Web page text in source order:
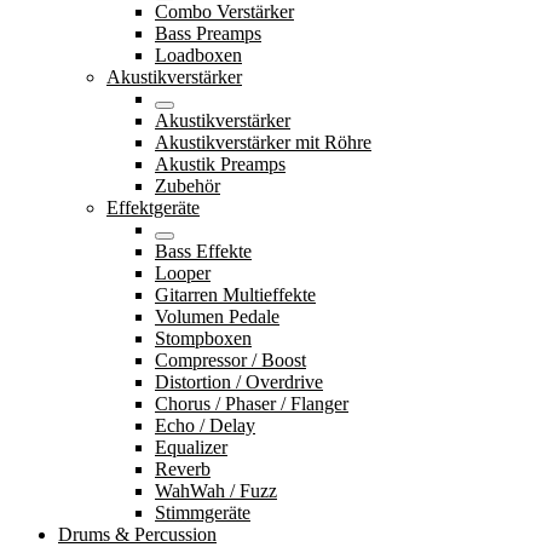
Combo Verstärker
Bass Preamps
Loadboxen
Akustikverstärker
Akustikverstärker
Akustikverstärker mit Röhre
Akustik Preamps
Zubehör
Effektgeräte
Bass Effekte
Looper
Gitarren Multieffekte
Volumen Pedale
Stompboxen
Compressor / Boost
Distortion / Overdrive
Chorus / Phaser / Flanger
Echo / Delay
Equalizer
Reverb
WahWah / Fuzz
Stimmgeräte
Drums & Percussion